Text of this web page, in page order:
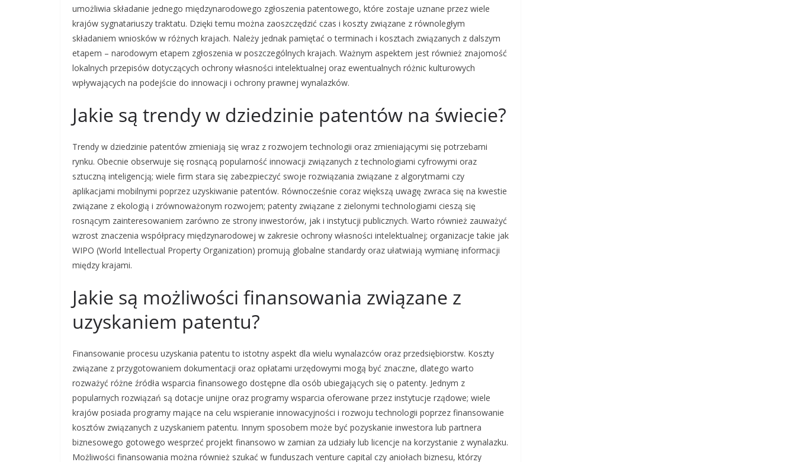
umożliwia składanie jednego międzynarodowego zgłoszenia patentowego, które zostaje uznane przez wiele
krajów sygnatariuszy traktatu. Dzięki temu można zaoszczędzić czas i koszty związane z równoległym
składaniem wniosków w różnych krajach. Należy jednak pamiętać o terminach i kosztach związanych z dalszym
etapem – narodowym etapem zgłoszenia w poszczególnych krajach. Ważnym aspektem jest również znajomość
lokalnych przepisów dotyczących ochrony własności intelektualnej oraz ewentualnych różnic kulturowych
wpływających na podejście do innowacji i ochrony prawnej wynalazków.
Jakie są trendy w dziedzinie patentów na świecie?
Trendy w dziedzinie patentów zmieniają się wraz z rozwojem technologii oraz zmieniającymi się potrzebami
rynku. Obecnie obserwuje się rosnącą popularność innowacji związanych z technologiami cyfrowymi oraz
sztuczną inteligencją; wiele firm stara się zabezpieczyć swoje rozwiązania związane z algorytmami czy
aplikacjami mobilnymi poprzez uzyskiwanie patentów. Równocześnie coraz większą uwagę zwraca się na kwestie
związane z ekologią i zrównoważonym rozwojem; patenty związane z zielonymi technologiami cieszą się
rosnącym zainteresowaniem zarówno ze strony inwestorów, jak i instytucji publicznych. Warto również zauważyć
wzrost znaczenia współpracy międzynarodowej w zakresie ochrony własności intelektualnej; organizacje takie jak
WIPO (World Intellectual Property Organization) promują globalne standardy oraz ułatwiają wymianę informacji
między krajami.
Jakie są możliwości finansowania związane z
uzyskaniem patentu?
Finansowanie procesu uzyskania patentu to istotny aspekt dla wielu wynalazców oraz przedsiębiorstw. Koszty
związane z przygotowaniem dokumentacji oraz opłatami urzędowymi mogą być znaczne, dlatego warto
rozważyć różne źródła wsparcia finansowego dostępne dla osób ubiegających się o patenty. Jednym z
popularnych rozwiązań są dotacje unijne oraz programy wsparcia oferowane przez instytucje rządowe; wiele
krajów posiada programy mające na celu wspieranie innowacyjności i rozwoju technologii poprzez finansowanie
kosztów związanych z uzyskaniem patentu. Innym sposobem może być pozyskanie inwestora lub partnera
biznesowego gotowego wesprzeć projekt finansowo w zamian za udziały lub licencje na korzystanie z wynalazku.
Możliwości finansowania można również szukać w funduszach venture capital czy aniołach biznesu, którzy